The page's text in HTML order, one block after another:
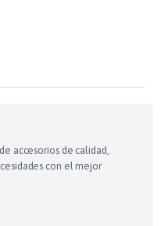
accesorios de calidad,
con el mejor